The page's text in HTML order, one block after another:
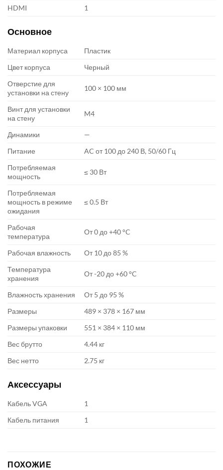
HDMI
1
Основное
Материал корпуса
Пластик
Цвет корпуса
Черный
Отверстие для
установки на стену
100 × 100 мм
Винт для установки
на стену
M4
Динамики
—
Питание
AC от 100 до 240 В, 50/60 Гц
Потребляемая
мощность
≤ 30 Вт
Потребляемая
мощность в режиме
ожидания
≤ 0.5 Вт
Рабочая
температура
От 0 до +40 °C
Рабочая влажность
От 10 до 85 %
Температура
хранения
От -20 до +60 °C
Влажность хранения
От 5 до 95 %
Размеры
489 × 378 × 167 мм
Размеры упаковки
551 × 384 × 110 мм
Вес брутто
4.44 кг
Вес нетто
2.75 кг
Аксессуары
Кабель VGA
1
Кабель питания
1
ПОХОЖИЕ